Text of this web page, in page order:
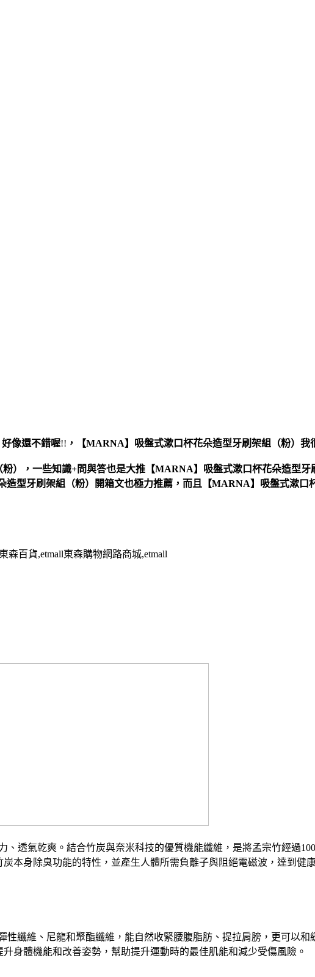
好像還不錯喔!! ， 【MARNA】吸盤式漱口杯花朵造型牙刷架組（粉） 我
），一些知識+問與答也是大推【MARNA】吸盤式漱口杯花朵造型
型牙刷架組（粉）開箱文也極力推薦，而且【MARNA】吸盤式漱口
百貨,etmall東森購物網路商城,etmall
、透氣乾爽。結合竹炭與奈米科技的優質機能纖維，是將孟宗竹經過
本身除臭功能的特性，並產生人體所需負離子與阻絕電磁波，達到健
性纖維、尼龍和聚酯纖維，能自然收緊腰腹脂肪、提拉肩膀，更可以
身體機能和改善姿勢，幫助提升運動時的最佳肌能和減少受傷風險。